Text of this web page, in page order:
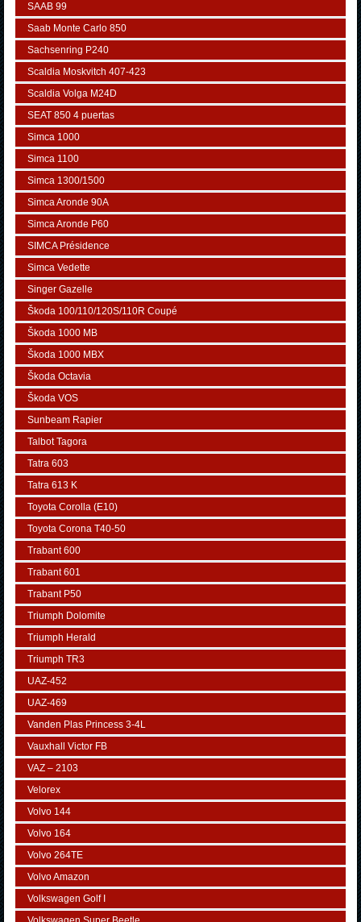
SAAB 99
Saab Monte Carlo 850
Sachsenring P240
Scaldia Moskvitch 407-423
Scaldia Volga M24D
SEAT 850 4 puertas
Simca 1000
Simca 1100
Simca 1300/1500
Simca Aronde 90A
Simca Aronde P60
SIMCA Présidence
Simca Vedette
Singer Gazelle
Škoda 100/110/120S/110R Coupé
Škoda 1000 MB
Škoda 1000 MBX
Škoda Octavia
Škoda VOS
Sunbeam Rapier
Talbot Tagora
Tatra 603
Tatra 613 K
Toyota Corolla (E10)
Toyota Corona T40-50
Trabant 600
Trabant 601
Trabant P50
Triumph Dolomite
Triumph Herald
Triumph TR3
UAZ-452
UAZ-469
Vanden Plas Princess 3-4L
Vauxhall Victor FB
VAZ – 2103
Velorex
Volvo 144
Volvo 164
Volvo 264TE
Volvo Amazon
Volkswagen Golf I